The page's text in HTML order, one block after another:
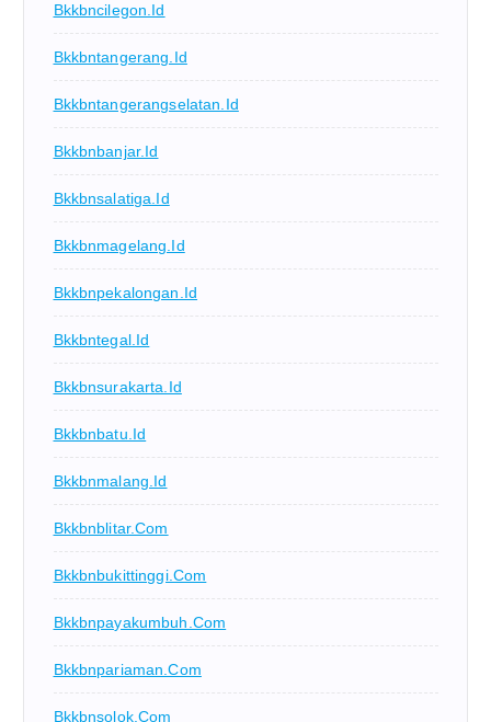
Bkkbncilegon.id
Bkkbntangerang.id
Bkkbntangerangselatan.id
Bkkbnbanjar.id
Bkkbnsalatiga.id
Bkkbnmagelang.id
Bkkbnpekalongan.id
Bkkbntegal.id
Bkkbnsurakarta.id
Bkkbnbatu.id
Bkkbnmalang.id
Bkkbnblitar.com
Bkkbnbukittinggi.com
Bkkbnpayakumbuh.com
Bkkbnpariaman.com
Bkkbnsolok.com